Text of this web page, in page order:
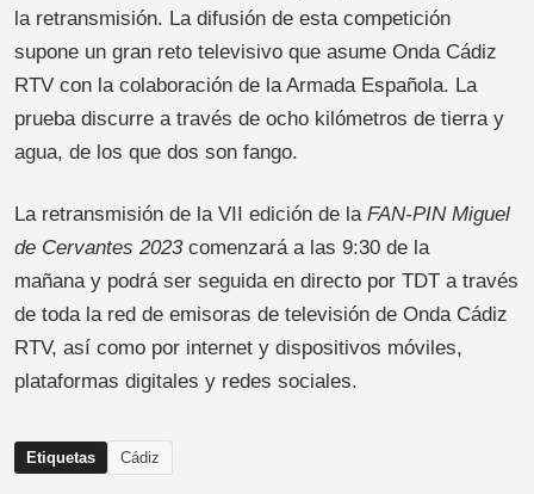
la retransmisión. La difusión de esta competición
supone un gran reto televisivo que asume Onda Cádiz
RTV con la colaboración de la Armada Española. La
prueba discurre a través de ocho kilómetros de tierra y
agua, de los que dos son fango.
La retransmisión de la VII edición de la FAN-PIN Miguel
de Cervantes 2023 comenzará a las 9:30 de la
mañana y podrá ser seguida en directo por TDT a través
de toda la red de emisoras de televisión de Onda Cádiz
RTV, así como por internet y dispositivos móviles,
plataformas digitales y redes sociales.
Etiquetas Cádiz